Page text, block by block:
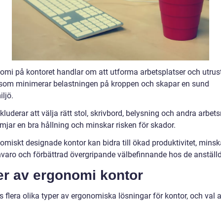
på kontoret handlar om att utforma arbetsplatser och
minimerar belastningen på kroppen och skapar en sund
att välja rätt stol, skrivbord, belysning och andra
en bra hållning och minskar risken för skador.
designade kontor kan bidra till ökad produktivitet,
och förbättrad övergripande välbefinnande hos de
av ergonomi kontor
flera olika typer av ergonomiska lösningar för kontor, och val